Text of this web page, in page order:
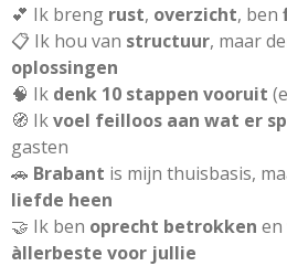
💕 Ik breng rust, overzicht, ben
📋 Ik hou van structuur, maar
oplossingen
🧠 Ik denk 10 stappen vooruit
🧭 Ikvoel feilloos aan wat er
gasten
🚗 Brabant is mijn thuisbasis,
liefde heen
🤝 Ik ben oprecht betrokken en
àllerbeste voor jullie